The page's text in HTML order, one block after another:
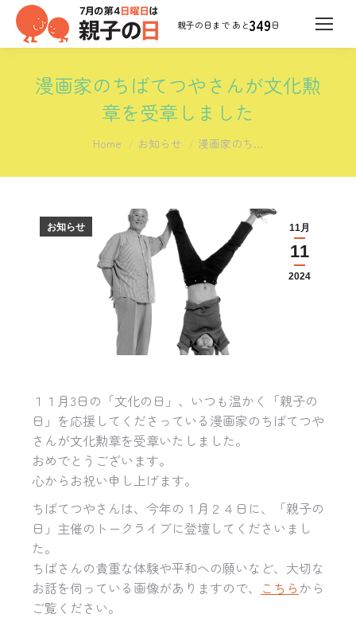
349日
漫画家のちばてつやさんが文化勲
章を受章しました
You are here:
Home お知らせ 漫画家のち…
11月
11
2024
お知らせ
１１月3日の「文化の日」、いつも温かく「親子の
日」 を応援してくださっている漫画家のちばてつや
さんが文化勲章を受章いたしました。
おめでとうございます。
心からお祝い申し上げます。
ちばてつやさんは、今年の１月２４日に、「親子の
日」 主催のトークライブに登壇してくださいまし
た。
ちばさんの貴重な体験や平和への願いなど、 大切な
お話を伺っている画像がありますので、 こちら から
ご覧ください。